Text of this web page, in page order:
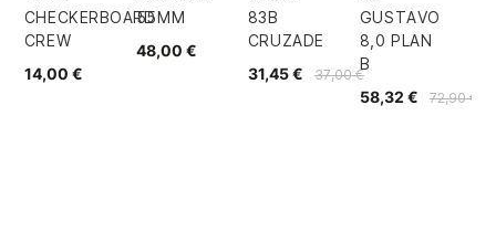
CHECKERBOARD
CREW
14,00 €
55MM
48,00 €
83B
CRUZADE
37,00 €
31,45 €
GUSTAVO
8,0 PLAN
B
72,90 €
58,32 €